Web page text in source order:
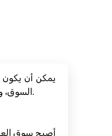
يمكن أن يكون
السوق، وتحسين نهجك، والبقاء مرنًا. في هذا الدليل الشامل، نستكشف الاستراتيجيات الفعالة للباحثين عن عمل في جميع مراحل حياتهم المهنية.
أصبح سوق